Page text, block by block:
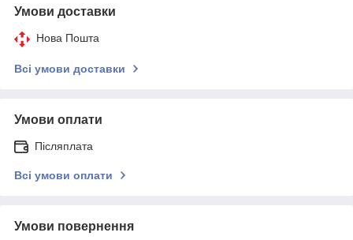
Умови доставки
Нова Пошта
Всі умови доставки
Умови оплати
Післяплата
Всі умови оплати
Умови повернення